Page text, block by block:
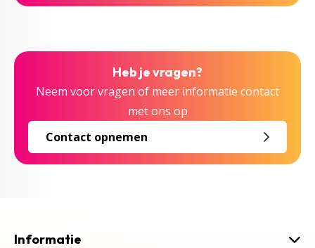
Heb je vragen?
Neem voor vragen of meer informatie contact
met ons op
Contact opnemen
Informatie